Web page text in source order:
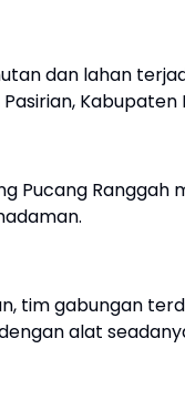
dan lahan
Kabupaten
Pucang Ranggah
tim gabungan
alat